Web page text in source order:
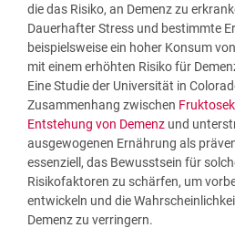
die das Risiko, an Demenz zu
Dauerhafter Stress und bestimmte
beispielsweise ein hoher Konsum
mit einem erhöhten Risiko für
Eine Studie der Universität in
Zusammenhang zwischen
Entstehung von Demenz und
ausgewogenen Ernährung als
essenziell, das Bewusstsein für
Risikofaktoren zu schärfen, um
entwickeln und die
Demenz zu verringern.